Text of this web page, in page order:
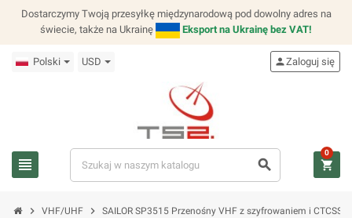
Dostarczymy Twoją przesyłkę międzynarodową pod dowolny adres na
świecie, także na Ukrainę
Eksport na Ukrainę bez VAT!
Polski USD
view_headline search
personZaloguj się
shopping_cart
0
chevron_right VHF/UHF chevron_right SAILOR SP3515 Przenośny VHF z szyfrowaniem i CTCSS